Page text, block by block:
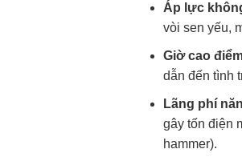
Áp lực
vòi sen yếu,
Giờ cao
dẫn đến tình
Lãng phí
gây tốn điện
hammer).